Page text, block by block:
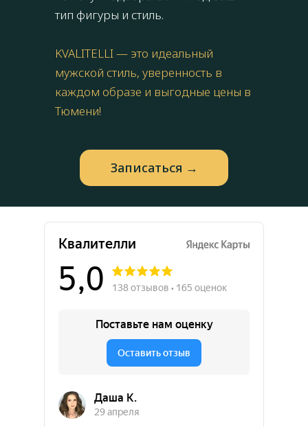
тип фигуры и стиль.
KVALITELLI — это идеальный
мужской стиль, уверенность в
каждом образе и выгодные цены в
Тюмени!
Запиcаться →